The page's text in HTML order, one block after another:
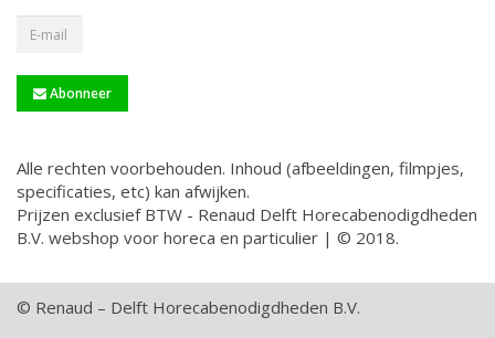
Abonneer
Alle rechten voorbehouden. Inhoud (afbeeldingen, filmpjes,
specificaties, etc) kan afwijken.
Prijzen exclusief BTW - Renaud Delft Horecabenodigdheden
B.V. webshop voor horeca en particulier | © 2018.
© Renaud – Delft Horecabenodigdheden B.V.